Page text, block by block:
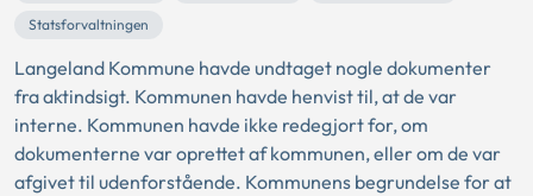
Statsforvaltningen
Langeland Kommune havde undtaget nogle dokumenter
fra aktindsigt. Kommunen havde henvist til, at de var
interne. Kommunen havde ikke redegjort for, om
dokumenterne var oprettet af kommunen, eller om de var
afgivet til udenforstående. Kommunens begrundelse for at